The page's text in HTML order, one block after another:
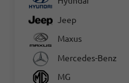
Jeep
Maxus
Mercedes-Benz
MG